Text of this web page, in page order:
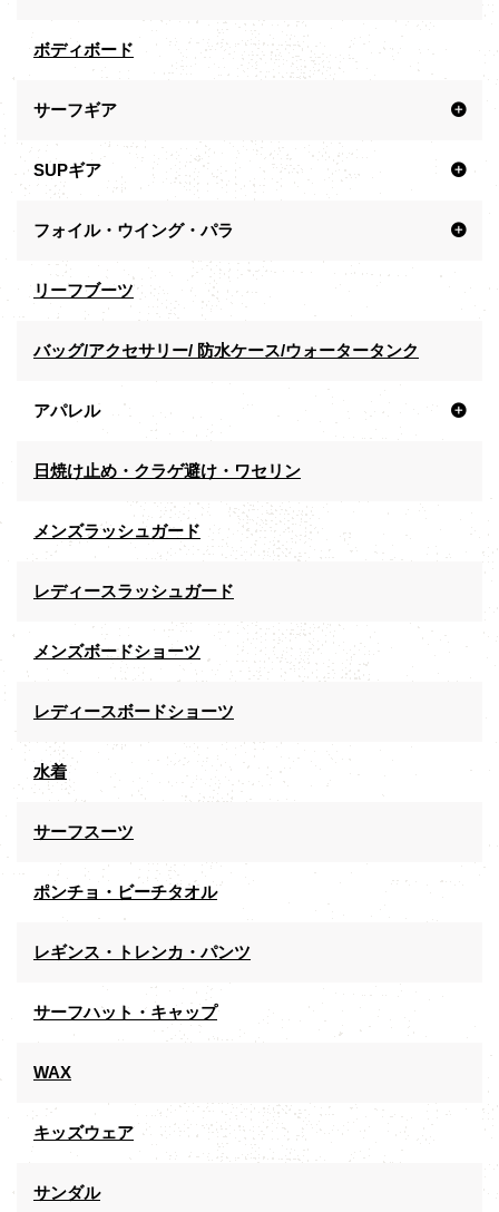
ボディボード
サーフギア
SUPギア
フォイル・ウイング・パラ
リーフブーツ
バッグ/アクセサリー/ 防水ケース/ウォータータンク
アパレル
日焼け止め・クラゲ避け・ワセリン
メンズラッシュガード
レディースラッシュガード
メンズボードショーツ
レディースボードショーツ
水着
サーフスーツ
ポンチョ・ビーチタオル
レギンス・トレンカ・パンツ
サーフハット・キャップ
WAX
キッズウェア
サンダル